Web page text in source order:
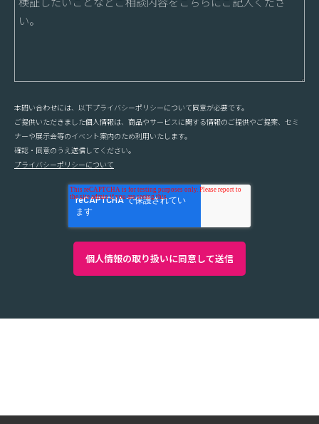
本問い合わせには、以下プライバシーポリシーについて同意が必要です。
ご提供いただきました個人情報は、商品やサービスに関する情報のご提供やご提案、セミ
ナーや展示会等のイベント案内のため利用いたします。
確認・同意のうえ送信してください。
プライバシーポリシーについて